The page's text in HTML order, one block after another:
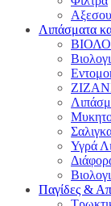
Λιπάσματα
Υγρά
Παγίδες &